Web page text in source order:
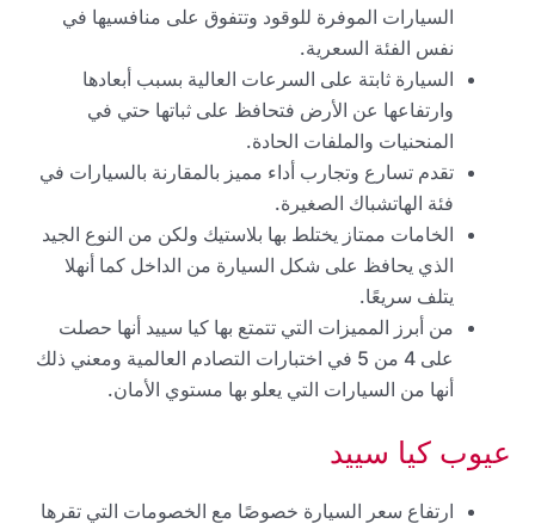
السيارات الموفرة للوقود وتتفوق على منافسيها في
نفس الفئة السعرية.
السيارة ثابتة على السرعات العالية بسبب أبعادها
وارتفاعها عن الأرض فتحافظ على ثباتها حتي في
المنحنيات والملفات الحادة.
تقدم تسارع وتجارب أداء مميز بالمقارنة بالسيارات في
فئة الهاتشباك الصغيرة.
الخامات ممتاز يختلط بها بلاستيك ولكن من النوع الجيد
الذي يحافظ على شكل السيارة من الداخل كما أنهلا
يتلف سريعًا.
من أبرز المميزات التي تتمتع بها كيا سييد أنها حصلت
على 4 من 5 في اختبارات التصادم العالمية ومعني ذلك
أنها من السيارات التي يعلو بها مستوي الأمان.
عيوب كيا سييد
ارتفاع سعر السيارة خصوصًا مع الخصومات التي تقرها